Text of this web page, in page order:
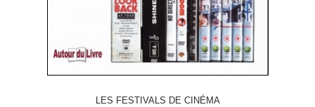
LES FESTIVALS DE CINÉMA